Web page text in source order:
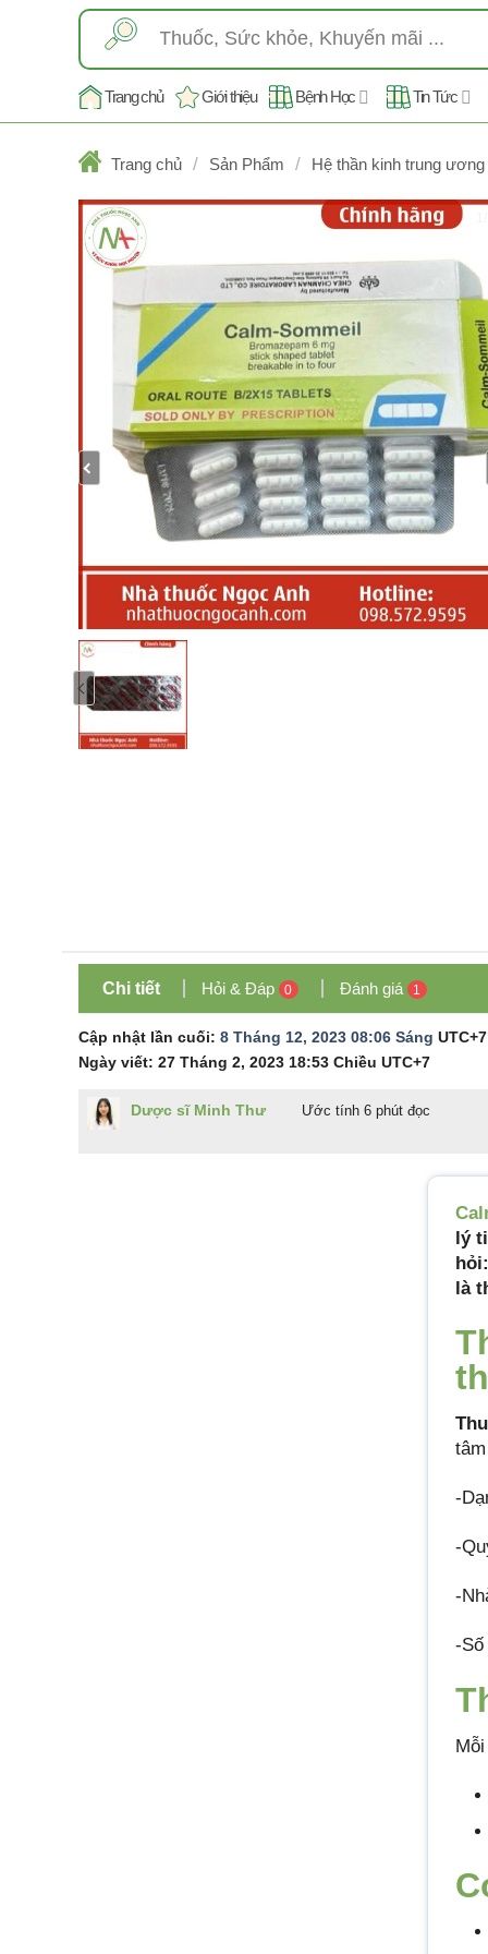
kiếm:
Trang chủ Giới thiệu Bệnh Học Tin Tức
Trang chủ / Sản Phẩm / Hệ thần kinh trung ương
Chi tiết Hỏi & Đáp 0 Đánh giá 1
Cập nhật lần cuối: 8 Tháng 12, 2023 08:06 Sáng UTC+7
Ngày viết: 27 Tháng 2, 2023 18:53 Chiều UTC+7
Dược sĩ Minh Thư Ước tính 6 phút đọc
lý
là
-
-
-
-Số